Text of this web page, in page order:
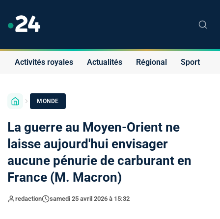
Activités royales Actualités Régional Sport
MONDE
La guerre au Moyen-Orient ne
laisse aujourd'hui envisager
aucune pénurie de carburant en
France (M. Macron)
redaction samedi 25 avril 2026 à 15:32